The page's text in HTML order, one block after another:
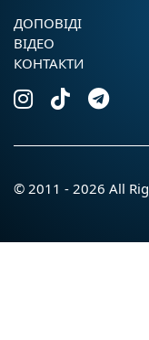
ДОПОВIДI
ВІДЕО
КОНТАКТИ
© 2011 - 2026 All